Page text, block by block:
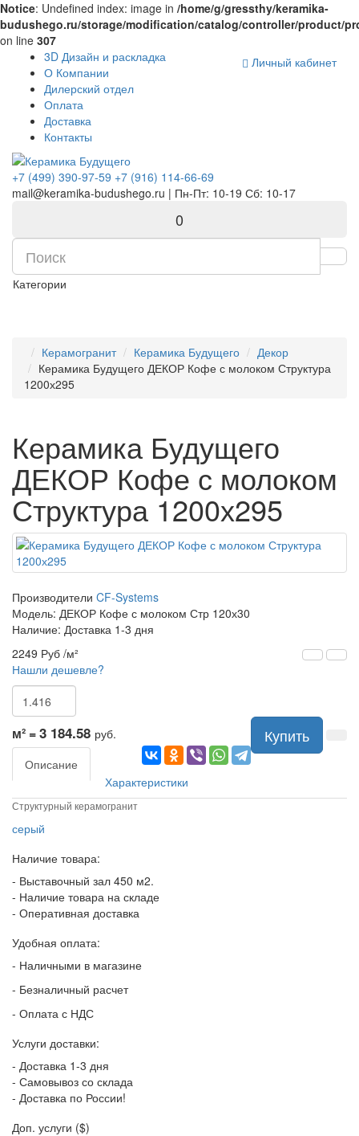
Notice: Undefined index: image in /home/g/gressthy/keramika-
budushego.ru/storage/modification/catalog/controller/product/
on line 307
3D Дизайн и раскладка
О Компании
Дилерский отдел
Оплата
Доставка
Контакты
Личный кабинет
+7 (499) 390-97-59 +7 (916) 114-66-69
mail@keramika-budushego.ru | Пн-Пт: 10-19 Сб: 10-17
0
Категории
Керамогранит Керамика Будущего
Декор
Керамика Будущего ДЕКОР Кофе с молоком Структура
1200х295
Керамика Будущего
ДЕКОР Кофе с молоком
Структура 1200х295
Производители CF-Systems
Модель: ДЕКОР Кофе с молоком Стр 120х30
Наличие: Доставка 1-3 дня
2249 Руб /м²
Нашли дешевле?
м² =3 184.58 руб. Купить
Описание
Характеристики
Структурный керамогранит
серый
Наличие товара:
- Выставочный зал 450 м2.
- Наличие товара на складе
- Оперативная доставка
Удобная оплата:
- Наличными в магазине
- Безналичный расчет
- Оплата с НДС
Услуги доставки:
- Доставка 1-3 дня
- Самовывоз со склада
- Доставка по России!
Доп. услуги ($)